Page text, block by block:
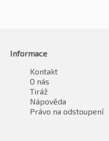
Informace
Kontakt
O nás
Tiráž
Nápověda
Právo na odstoupení